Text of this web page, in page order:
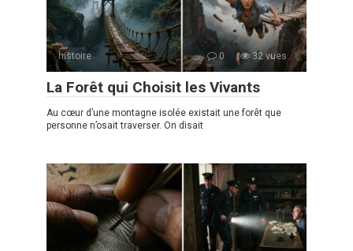
histoire 0 32 vues
La Forêt qui Choisit les Vivants
Au cœur d’une montagne isolée existait une forêt que
personne n’osait traverser. On disait